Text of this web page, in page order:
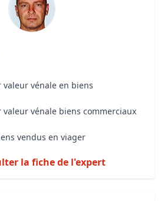
vénale en biens
vénale biens commerciaux
vendus en viager
la fiche de l'expert